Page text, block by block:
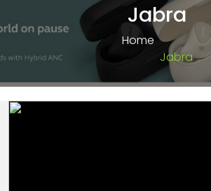
Jabra
Home
Jabra